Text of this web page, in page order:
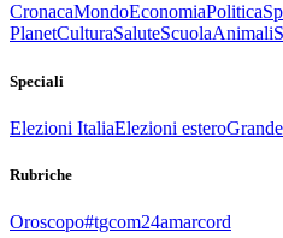
CronacaMondoEconomiaPolitica
PlanetCulturaSaluteScuolaAnimali
Speciali
Elezioni ItaliaElezioni estero
Rubriche
Oroscopo#tgcom24amarcord